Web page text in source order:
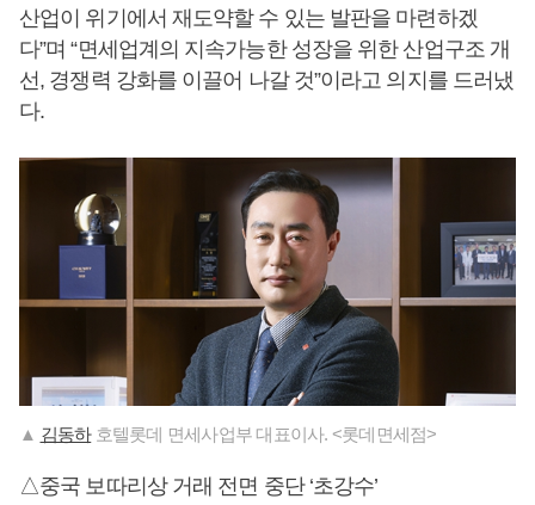
산업이 위기에서 재도약할 수 있는 발판을 마련하겠
다”며 “면세업계의 지속가능한 성장을 위한 산업구조 개
선, 경쟁력 강화를 이끌어 나갈 것”이라고 의지를 드러냈
다.
▲ 김동하호텔롯데 면세사업부 대표이사. <롯데면세점>
△중국 보따리상 거래 전면 중단 ‘초강수’